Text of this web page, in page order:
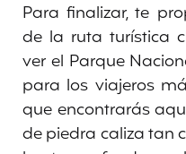
Para finalizar, te
de la ruta turística
ver el Parque
para los viajeros
que encontrarás
de piedra caliza tan